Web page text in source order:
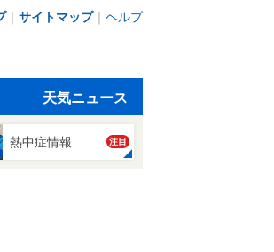
｜ サイトマップ｜ ヘルプ
天気ニュース
熱中症情報 注目